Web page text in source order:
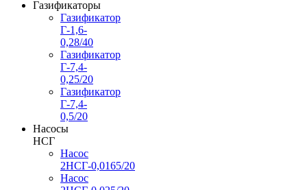
Газификаторы
Газификатор
Г-1,6-
0,28/40
Газификатор
Г-7,4-
0,25/20
Газификатор
Г-7,4-
0,5/20
Насосы
НСГ
Насос
2НСГ-0,0165/20
Насос